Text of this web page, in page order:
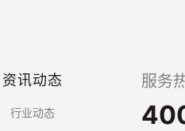
资讯动态
行业动态
服务